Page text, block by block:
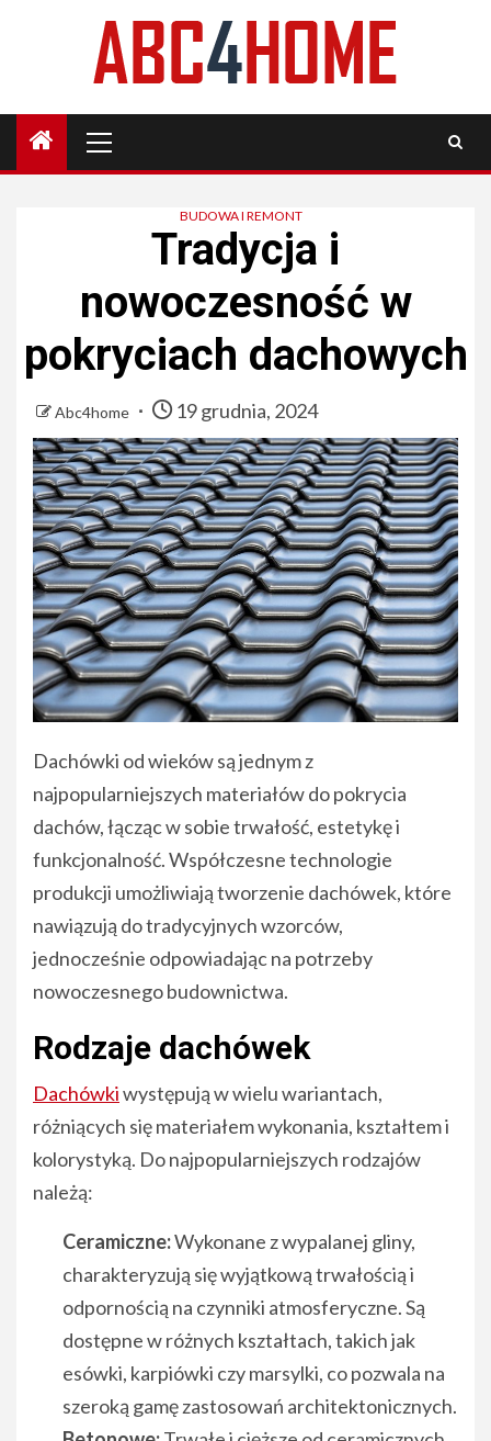
Menu
BUDOWA I REMONT
Tradycja i
nowoczesność w
pokryciach dachowych
Abc4home 19 grudnia, 2024
Dachówki od wieków są jednym z
najpopularniejszych materiałów do pokrycia
dachów, łącząc w sobie trwałość, estetykę i
funkcjonalność. Współczesne technologie
produkcji umożliwiają tworzenie dachówek, które
nawiązują do tradycyjnych wzorców,
jednocześnie odpowiadając na potrzeby
nowoczesnego budownictwa.
Rodzaje dachówek
Dachówkiwystępują w wielu wariantach,
różniących się materiałem wykonania, kształtem i
kolorystyką. Do najpopularniejszych rodzajów
należą:
Ceramiczne:Wykonane z wypalanej gliny,
charakteryzują się wyjątkową trwałością i
odpornością na czynniki atmosferyczne. Są
dostępne w różnych kształtach, takich jak
esówki, karpiówki czy marsylki, co pozwala na
szeroką gamę zastosowań architektonicznych.